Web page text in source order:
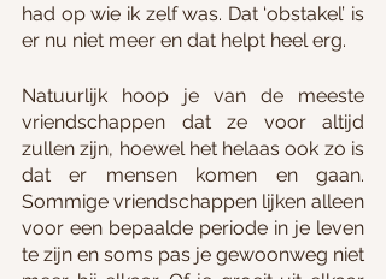
had op wie ik zelf was. Dat ‘obstakel’ is
er nu niet meer en dat helpt heel erg.
Natuurlijk hoop je van de meeste
vriendschappen dat ze voor altijd
zullen zijn, hoewel het helaas ook zo is
dat er mensen komen en gaan.
Sommige vriendschappen lijken alleen
voor een bepaalde periode in je leven
te zijn en soms pas je gewoonweg niet